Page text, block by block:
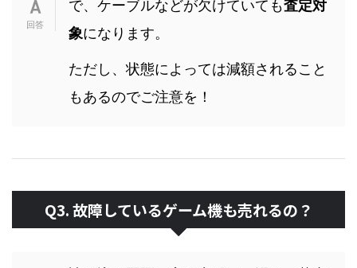
で、ケーブルなどが欠けていても査定対
象になります。
ただし、状態によっては減額されること
もあるのでご注意を！
Q3. 故障しているゲーム機も売れるの？